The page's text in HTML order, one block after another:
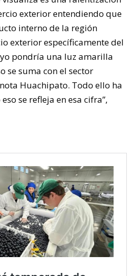
exterior entendiendo que
interno de la región
exterior específicamente del
pondría una luz amarilla
se suma con el sector
Huachipato. Todo ello ha
se refleja en esa cifra”,